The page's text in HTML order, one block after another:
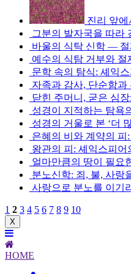
진리 앞
그분의 발자국을 따라
바울의 식탁 신학 —
예수의 식탐 거부와 절
문학 속의 탐식: 셰익
자족과 감사, 단순함과
닫힌 주머니, 굳은 심
성경이 지적하는 탐욕
성경의 거울로 본 ‘더
은혜의 비와 계약의 피
왕관의 피: 셰익스피어
얼마만큼의 땅이 필요
분노신학: 죄, 불, 사랑
사랑으로 분노를 이기
1 2 3 4 5 6 7 8 9 10
X
HOME